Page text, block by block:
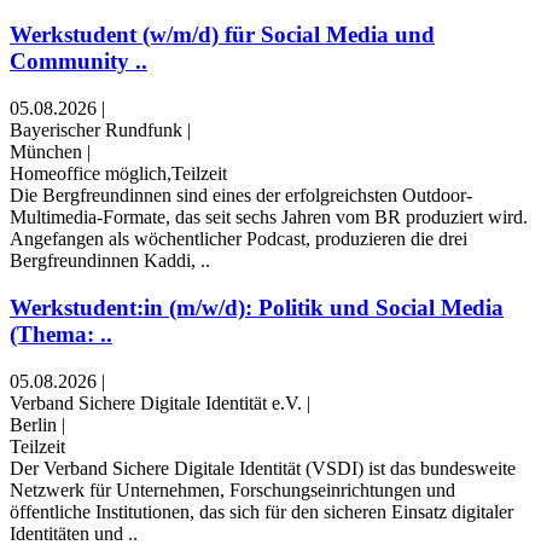
Werkstudent (w/m/d) für Social Media und
Community ..
05.08.2026 |
Bayerischer Rundfunk |
München |
Homeoffice möglich,Teilzeit
Die Bergfreundinnen sind eines der erfolgreichsten Outdoor-
Multimedia-Formate, das seit sechs Jahren vom BR produziert wird.
Angefangen als wöchentlicher Podcast, produzieren die drei
Bergfreundinnen Kaddi, ..
Werkstudent:in (m/w/d): Politik und Social Media
(Thema: ..
05.08.2026 |
Verband Sichere Digitale Identität e.V. |
Berlin |
Teilzeit
Der Verband Sichere Digitale Identität (VSDI) ist das bundesweite
Netzwerk für Unternehmen, Forschungseinrichtungen und
öffentliche Institutionen, das sich für den sicheren Einsatz digitaler
Identitäten und ..